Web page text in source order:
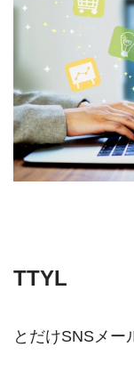
TTYL
とだけSNSメー